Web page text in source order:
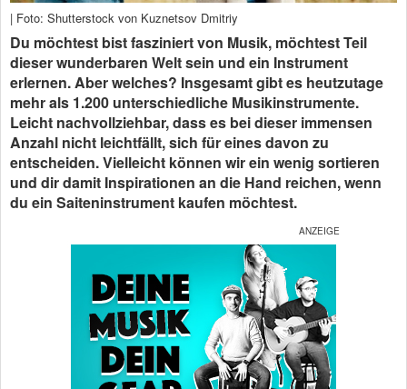
| Foto: Shutterstock von Kuznetsov Dmitriy
Du möchtest bist fasziniert von Musik, möchtest Teil
dieser wunderbaren Welt sein und ein Instrument
erlernen. Aber welches? Insgesamt gibt es heutzutage
mehr als 1.200 unterschiedliche Musikinstrumente.
Leicht nachvollziehbar, dass es bei dieser immensen
Anzahl nicht leichtfällt, sich für eines davon zu
entscheiden. Vielleicht können wir ein wenig sortieren
und dir damit Inspirationen an die Hand reichen, wenn
du ein Saiteninstrument kaufen möchtest.